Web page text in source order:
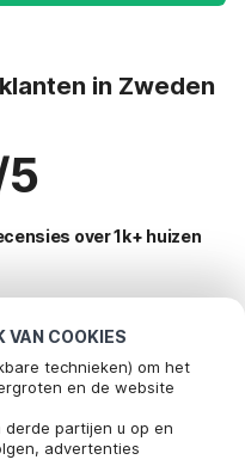
VAN COOKIES
technieken) om het
en de website
derde partijen u op en
advertenties
in Zweden
over 1k+ huizen
voor
in Zweden
vakanties
Bel om te boeken